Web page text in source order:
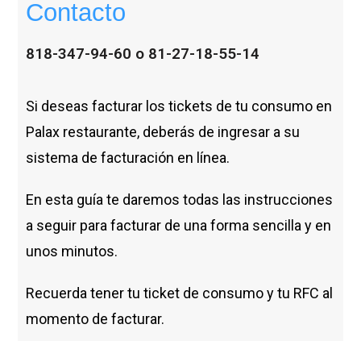
Contacto
818-347-94-60 o 81-27-18-55-14
Si deseas facturar los tickets de tu consumo en
Palax restaurante, deberás de ingresar a su
sistema de facturación en línea.
En esta guía te daremos todas las instrucciones
a seguir para facturar de una forma sencilla y en
unos minutos.
Recuerda tener tu ticket de consumo y tu RFC al
momento de facturar.